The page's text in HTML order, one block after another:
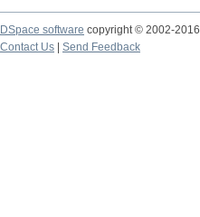
DSpace software copyright © 2002-2016
Contact Us
Send Feedback